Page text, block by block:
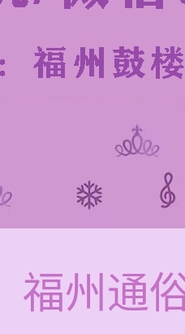
福州通